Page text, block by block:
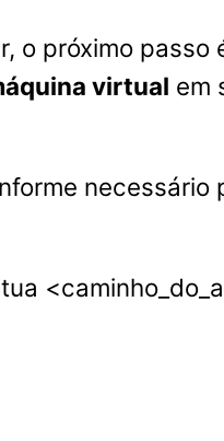
o próximo
virtual em
necessário